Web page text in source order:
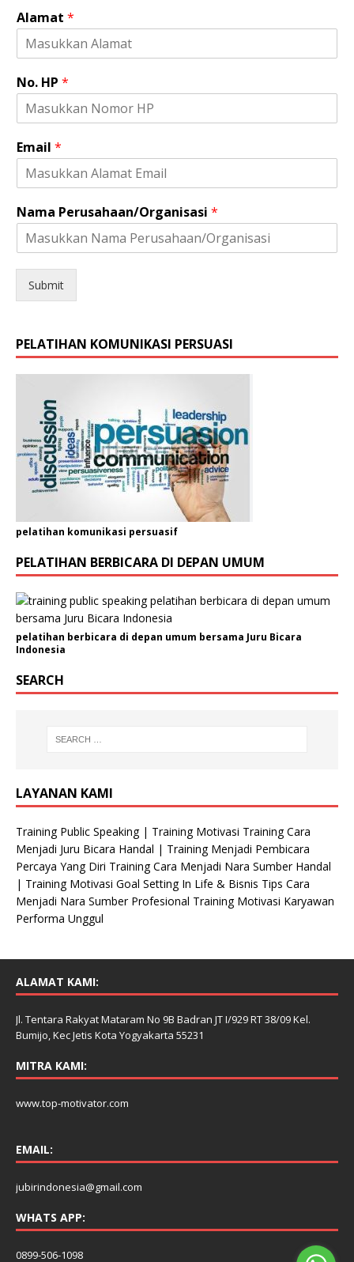
Alamat *
No. HP *
A
l
m
t
P
N
.
Email *
Nama Perusahaan/Organisasi *
Submit
PELATIHAN KOMUNIKASI PERSUASI
pelatihan komunikasi persuasif
PELATIHAN BERBICARA DI DEPAN UMUM
pelatihan berbicara di depan umum bersama Juru Bicara
Indonesia
SEARCH
LAYANAN KAMI
Training Public Speaking | Training Motivasi Training Cara
Menjadi Juru Bicara Handal | Training Menjadi Pembicara
Percaya Yang Diri Training Cara Menjadi Nara Sumber Handal
| Training Motivasi Goal Setting In Life & Bisnis Tips Cara
Menjadi Nara Sumber Profesional Training Motivasi Karyawan
Performa Unggul
ALAMAT KAMI:
Jl. Tentara Rakyat Mataram No 9B Badran JT I/929 RT 38/09 Kel.
Bumijo, Kec Jetis Kota Yogyakarta 55231
MITRA KAMI:
www.top-motivator.com
EMAIL:
jubirindonesia@gmail.com
WHATS APP:
0899-506-1098